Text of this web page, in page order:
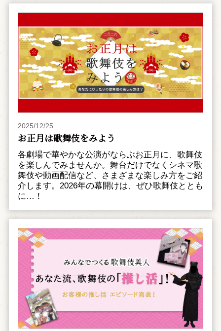
2025/12/25
お正月は歌舞伎をみよう
各劇場で華やかな公演がならぶお正月に、歌舞伎
を楽しんでみませんか。舞台だけでなくシネマ歌
舞伎や動画配信など、さまざまな楽しみ方をご紹
介します。2026年の幕開けは、ぜひ歌舞伎ととも
に…！